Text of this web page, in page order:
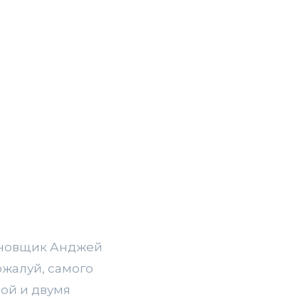
Анджей
самого
и двумя